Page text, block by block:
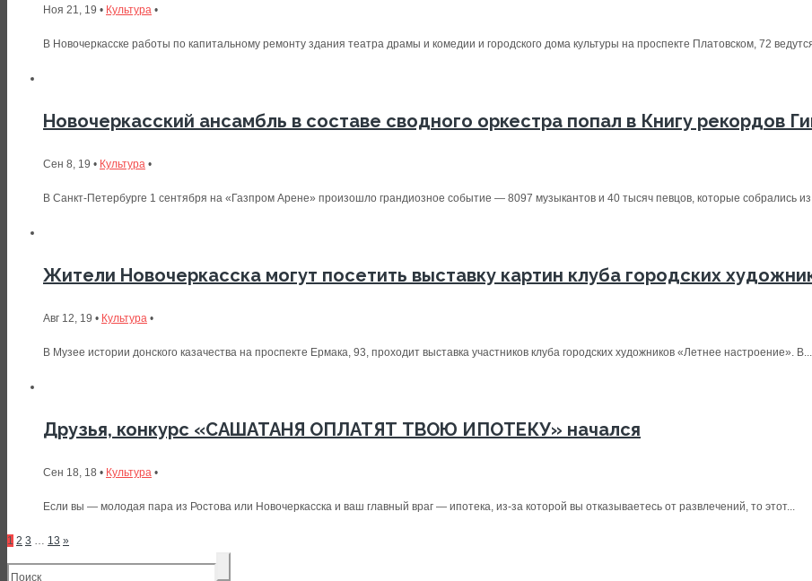
Ноя 21, 19 • Культура •
В Новочеркасске работы по капитальному ремонту здания театра драмы и комедии и городского дома культуры на проспекте Платовском, 72 ведутся
Новочеркасский ансамбль в составе сводного оркестра попал в Книгу рекордов
Сен 8, 19 • Культура •
В Санкт-Петербурге 1 сентября на «Газпром Арене» произошло грандиозное событие — 8097 музыкантов и 40 тысяч певцов, которые собрались из
Жители Новочеркасска могут посетить выставку картин клуба городских
Авг 12, 19 • Культура •
В Музее истории донского казачества на проспекте Ермака, 93, проходит выставка участников клуба городских художников «Летнее настроение». В...
Друзья, конкурс «САШАТАНЯ ОПЛАТЯТ ТВОЮ ИПОТЕКУ» начался
Сен 18, 18 • Культура •
Если вы — молодая пара из Ростова или Новочеркасска и ваш главный враг — ипотека, из-за которой вы отказываетесь от развлечений, то этот...
1 2 3 13 »